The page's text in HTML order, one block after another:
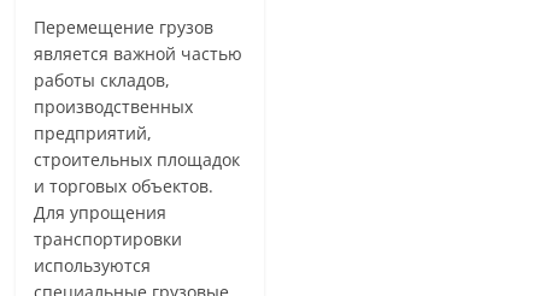
Перемещение грузов
является важной частью
работы складов,
производственных
предприятий,
строительных площадок
и торговых объектов.
Для упрощения
транспортировки
используются